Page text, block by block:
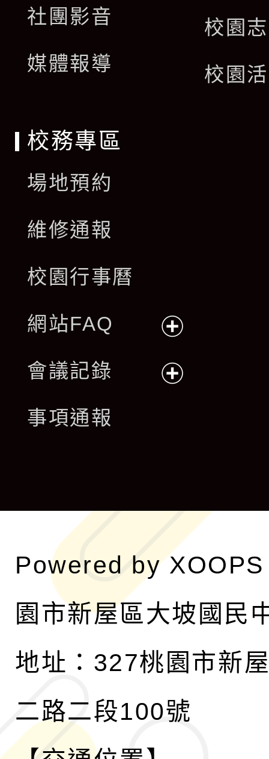
社團影音
媒體報導
校園
校園
校務專區
場地預約
維修通報
校園行事曆
網站FAQ
開
會議記錄
單
事項通報
Powered byXOOPS
園市新屋區大坡國民
地址：327桃園市新
二路二段100號